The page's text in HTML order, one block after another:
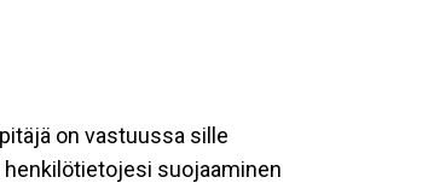
on vastuussa sille
suojaaminen